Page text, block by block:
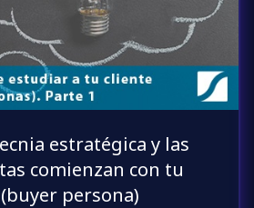
estratégica y las
comienzan con tu
persona)